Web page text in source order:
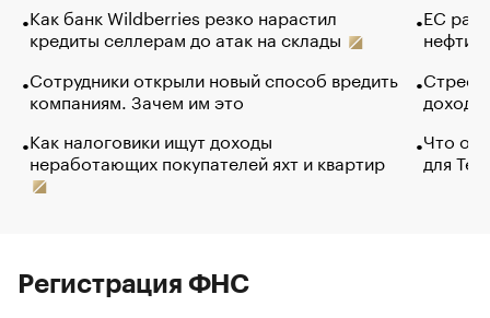
Как банк Wildberries резко нарастил
кредиты селлерам до атак на склады
Сотрудники открыли новый способ вредить
компаниям. Зачем им это
Как налоговики ищут доходы
неработающих покупателей яхт и квартир
ЕС
нефти
Что
для
Регистрация ФНС